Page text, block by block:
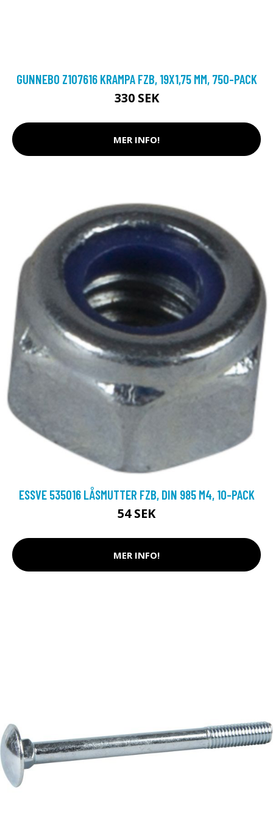
GUNNEBO Z107616 KRAMPA FZB, 19X1,75 MM, 750-PACK
330 SEK
MER INFO!
ESSVE 535016 LÅSMUTTER FZB, DIN 985 M4, 10-PACK
54 SEK
MER INFO!